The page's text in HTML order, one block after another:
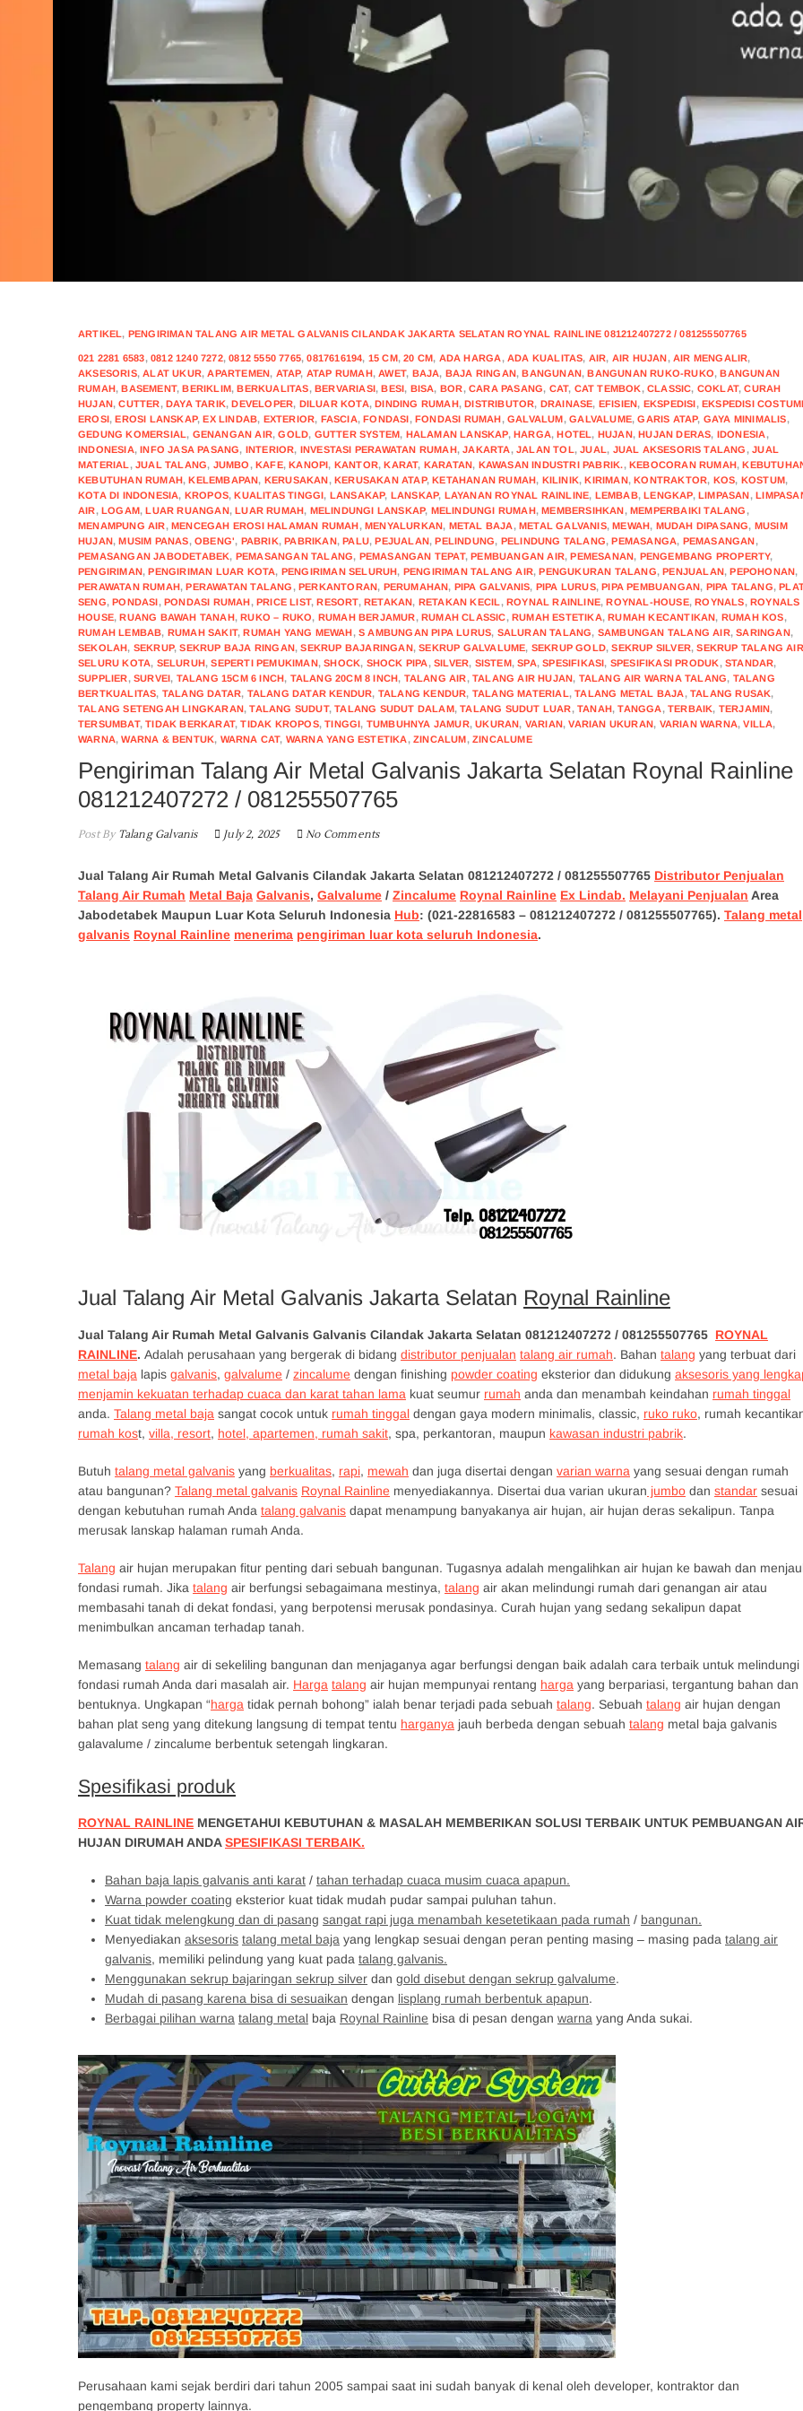
ARTIKEL, PENGIRIMAN TALANG AIR METAL GALVANIS CILANDAK JAKARTA SELATAN ROYNAL RAINLINE 081212407272 / 081255507765
021 2281 6583,0812 1240 7272,0812 5550 7765,0817616194, 15 CM,20 CM, ADA HARGA, ADA KUALITAS, AIR, AIR HUJAN, AIR MENGALIR,
AKSESORIS,ALAT UKUR,APARTEMEN, ATAP, ATAP RUMAH,AWET, BAJA, BAJA RINGAN,BANGUNAN,BANGUNAN RUKO-RUKO,BANGUNAN
RUMAH,BASEMENT,BERIKLIM,BERKUALITAS,BERVARIASI,BESI, BISA, BOR, CARA PASANG, CAT, CAT TEMBOK, CLASSIC, COKLAT,CURAH
HUJAN,CUTTER,DAYA TARIK,DEVELOPER, DILUAR KOTA,DINDING RUMAH,DISTRIBUTOR, DRAINASE, EFISIEN, EKSPEDISI, EKSPEDISI
EROSI,EROSI LANSKAP,EX LINDAB, EXTERIOR, FASCIA,FONDASI,FONDASI RUMAH,GALVALUM,GALVALUME,GARIS ATAP, GAYA MINIMALIS,
GEDUNG KOMERSIAL, GENANGAN AIR,GOLD, GUTTER SYSTEM, HALAMAN LANSKAP,HARGA,HOTEL, HUJAN,HUJAN DERAS, IDONESIA,
INDONESIA,INFO JASA PASANG, INTERIOR, INVESTASI PERAWATAN RUMAH,JAKARTA,JALAN TOL,JUAL, JUAL AKSESORIS TALANG ,JUAL
MATERIAL ,JUAL TALANG, JUMBO ,KAFE,KANOPI, KANTOR,KARAT, KARATAN, KAWASAN INDUSTRI PABRIK., KEBOCORAN RUMAH,
KEBUTUHAN RUMAH,KELEMBAPAN, KERUSAKAN,KERUSAKAN ATAP,KETAHANAN RUMAH, KILINIK,KIRIMAN,KONTRAKTOR, KOS, KOSTUM,
KOTA DI INDONESIA, KROPOS,KUALITAS TINGGI, LANSAKAP, LANSKAP, LAYANAN ROYNAL RAINLINE, LEMBAB,LENGKAP,LIMPASAN,
AIR,LOGAM,LUAR RUANGAN,LUAR RUMAH, MELINDUNGI LANSKAP, MELINDUNGI RUMAH,MEMBERSIHKAN,MEMPERBAIKI TALANG ,
MENAMPUNG AIR,MENCEGAH EROSI HALAMAN RUMAH,MENYALURKAN, METAL BAJA,METAL GALVANIS,MEWAH, MUDAH DIPASANG, MUSIM
HUJAN,MUSIM PANAS,OBENG', PABRIK,PABRIKAN,PALU,PEJUALAN,PELINDUNG, PELINDUNG TALANG,PEMASANGA, PEMASANGAN,
PEMASANGAN JABODETABEK, PEMASANGAN TALANG, PEMASANGAN TEPAT,PEMBUANGAN AIR,PEMESANAN, PENGEMBANG PROPERTY,
PENGIRIMAN,PENGIRIMAN LUAR KOTA, PENGIRIMAN SELURUH, PENGIRIMAN TALANG AIR,PENGUKURAN TALANG,PENJUALAN,PEPOHONAN,
PERAWATAN RUMAH,PERAWATAN TALANG ,PERKANTORAN, PERUMAHAN, PIPA GALVANIS, PIPA LURUS,PIPA PEMBUANGAN, PIPA TALANG,
SENG,PONDASI,PONDASI RUMAH,PRICE LIST,RESORT,RETAKAN, RETAKAN KECIL , ROYNAL RAINLINE,ROYNAL-HOUSE,ROYNALS, ROYNALS
HOUSE,RUANG BAWAH TANAH,RUKO – RUKO, RUMAH BERJAMUR,RUMAH CLASSIC,RUMAH ESTETIKA,RUMAH KECANTIKAN, RUMAH KOS,
RUMAH LEMBAB, RUMAH SAKIT,RUMAH YANG MEWAH,S AMBUNGAN PIPA LURUS, SALURAN TALANG, SAMBUNGAN TALANG AIR,SARINGAN,
SEKOLAH, SEKRUP,SEKRUP BAJA RINGAN,SEKRUP BAJARINGAN,SEKRUP GALVALUME, SEKRUP GOLD,SEKRUP SILVER,SEKRUP TALANG AIR
SELURU KOTA, SELURUH,SEPERTI PEMUKIMAN,SHOCK, SHOCK PIPA,SILVER, SISTEM,SPA,SPESIFIKASI, SPESIFIKASI PRODUK, STANDAR,
SUPPLIER,SURVEI, TALANG 15CM 6 INCH, TALANG 20CM 8 INCH, TALANG AIR,TALANG AIR HUJAN, TALANG AIR WARNA TALANG, TALANG
BERTKUALITAS, TALANG DATAR, TALANG DATAR KENDUR, TALANG KENDUR, TALANG MATERIAL,TALANG METAL BAJA,TALANG RUSAK,
TALANG SETENGAH LINGKARAN,TALANG SUDUT,TALANG SUDUT DALAM,TALANG SUDUT LUAR,TANAH,TANGGA,TERBAIK, TERJAMIN,
TERSUMBAT,TIDAK BERKARAT,TIDAK KROPOS,TINGGI, TUMBUHNYA JAMUR,UKURAN, VARIAN,VARIAN UKURAN, VARIAN WARNA,VILLA,
WARNA,WARNA & BENTUK, WARNA CAT, WARNA YANG ESTETIKA,ZINCALUM,ZINCALUME
Pengiriman Talang Air Metal Galvanis Jakarta Selatan Roynal Rainline
081212407272 / 081255507765
Post ByTalang Galvanis July 2, 2025 No Comments
Jual Talang Air Rumah Metal Galvanis Cilandak Jakarta Selatan 081212407272 / 081255507765 Distributor Penjualan
Talang Air Rumah Metal Baja Galvanis, Galvalume / Zincalume Roynal Rainline Ex Lindab. Melayani Penjualan Area
Jabodetabek Maupun Luar Kota Seluruh Indonesia Hub: (021-22816583 – 081212407272 / 081255507765). Talang metal
galvanis Roynal Rainline menerima pengiriman luar kota seluruh Indonesia.
Jual Talang Air Metal Galvanis Jakarta Selatan Roynal Rainline
Jual Talang Air Rumah Metal Galvanis Galvanis Cilandak Jakarta Selatan 081212407272 / 081255507765 ROYNAL
RAINLINE. Adalah perusahaan yang bergerak di bidang distributor penjualan talang air rumah. Bahan talang yang terbuat dari
metal baja lapis galvanis, galvalume / zincalume dengan finishing powder coating eksterior dan didukung aksesoris yang
menjamin kekuatan terhadap cuaca dan karat tahan lama kuat seumur rumah anda dan menambah keindahan rumah tinggal
anda. Talang metal baja sangat cocok untuk rumah tinggal dengan gaya modern minimalis, classic, ruko ruko, rumah
rumah kost, villa, resort, hotel, apartemen, rumah sakit, spa, perkantoran, maupun kawasan industri pabrik.
Butuh talang metal galvanis yang berkualitas, rapi, mewah dan juga disertai dengan varian warna yang sesuai dengan rumah
atau bangunan? Talang metal galvanis Roynal Rainline menyediakannya. Disertai dua varian ukuran jumbo dan standar sesuai
dengan kebutuhan rumah Anda talang galvanis dapat menampung banyakanya air hujan, air hujan deras sekalipun. Tanpa
merusak lanskap halaman rumah Anda.
Talang air hujan merupakan fitur penting dari sebuah bangunan. Tugasnya adalah mengalihkan air hujan ke bawah dan
fondasi rumah. Jika talang air berfungsi sebagaimana mestinya, talang air akan melindungi rumah dari genangan air atau
membasahi tanah di dekat fondasi, yang berpotensi merusak pondasinya. Curah hujan yang sedang sekalipun dapat
menimbulkan ancaman terhadap tanah.
Memasang talang air di sekeliling bangunan dan menjaganya agar berfungsi dengan baik adalah cara terbaik untuk melindungi
fondasi rumah Anda dari masalah air. Harga talang air hujan mempunyai rentang harga yang berpariasi, tergantung bahan dan
bentuknya. Ungkapan “harga tidak pernah bohong” ialah benar terjadi pada sebuah talang. Sebuah talang air hujan dengan
bahan plat seng yang ditekung langsung di tempat tentu harganya jauh berbeda dengan sebuah talang metal baja galvanis
galavalume / zincalume berbentuk setengah lingkaran.
Spesifikasi produk
ROYNAL RAINLINE MENGETAHUI KEBUTUHAN & MASALAH MEMBERIKAN SOLUSI TERBAIK UNTUK PEMBUANGAN
HUJAN DIRUMAH ANDASPESIFIKASI TERBAIK.
Bahan baja lapis galvanis anti karat / tahan terhadap cuaca musim cuaca apapun.
Warna powder coating eksterior kuat tidak mudah pudar sampai puluhan tahun.
Kuat tidak melengkung dan di pasang sangat rapi juga menambah kesetetikaan pada rumah / bangunan.
Menyediakan aksesoris talang metal baja yang lengkap sesuai dengan peran penting masing – masing pada talang air
galvanis, memiliki pelindung yang kuat pada talang galvanis.
Menggunakan sekrup bajaringan sekrup silver dan gold disebut dengan sekrup galvalume.
Mudah di pasang karena bisa di sesuaikan dengan lisplang rumah berbentuk apapun.
Berbagai pilihan warna talang metal baja Roynal Rainline bisa di pesan dengan warna yang Anda sukai.
Perusahaan kami sejak berdiri dari tahun 2005 sampai saat ini sudah banyak di kenal oleh developer, kontraktor dan
pengembang property lainnya.